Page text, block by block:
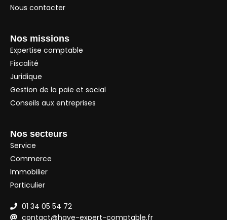
Nous contacter
Nos missions
Expertise comptable
Fiscalité
Juridique
Gestion de la paie et social
Conseils aux entreprises
Nos secteurs
Service
Commerce
Immobilier
Particulier
01 34 05 54 72
contact@haye-expert-comptable.fr